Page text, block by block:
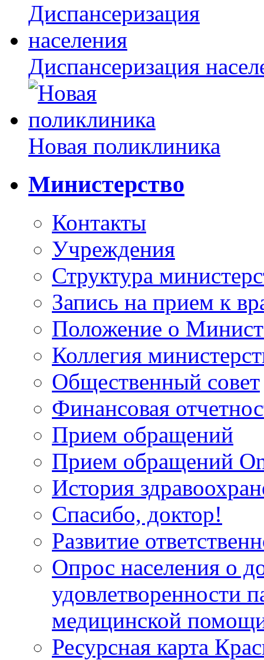
Диспансеризация
Новая поликлиника
Министерство
Контакты
Учреждения
Структура
Запись на прием к
Положение о
Коллегия
Общественный совет
Финансовая
Прием обращений
Прием обращений
История
Спасибо, доктор!
Развитие
Опрос населения о
удовлетворенности
медицинской
Ресурсная карта